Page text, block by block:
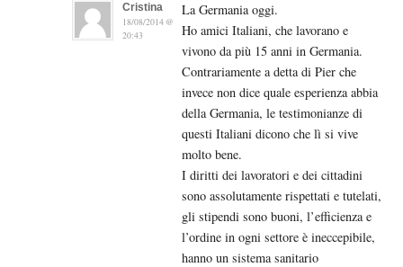
Cristina
18/08/2014 @
20:43
La Germania oggi.
Ho amici Italiani, che lavorano e
vivono da più 15 anni in Germania.
Contrariamente a detta di Pier che
invece non dice quale esperienza abbia
della Germania, le testimonianze di
questi Italiani dicono che lì si vive
molto bene.
I diritti dei lavoratori e dei cittadini
sono assolutamente rispettati e tutelati,
gli stipendi sono buoni, l’efficienza e
l’ordine in ogni settore è ineccepibile,
hanno un sistema sanitario